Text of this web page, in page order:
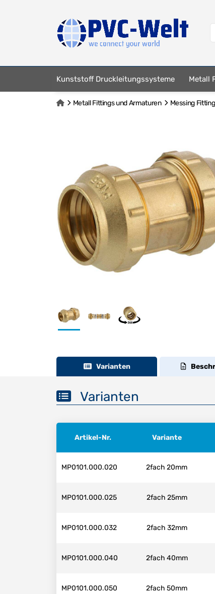
Kunststoff Druckleitungssysteme Metall
Metall Fittings und Armaturen Messing
Varianten
Varianten
Artikel-Nr. Variante
MP0101.000.020 2fach 20mm
MP0101.000.025 2fach 25mm
MP0101.000.032 2fach 32mm
MP0101.000.040 2fach 40mm
MP0101.000.050 2fach 50mm